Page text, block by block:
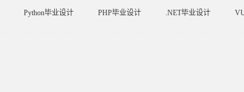
Python毕业设计 PHP毕业设计 .NET毕业设计